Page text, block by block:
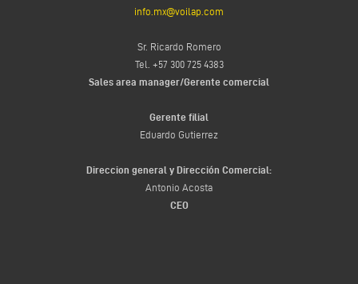
info.mx@voilap.com
Sr. Ricardo Romero
Tel. +57 300 725 4383
Sales area manager/Gerente comercial
Gerente filial
Eduardo Gutierrez
Direccion general y Dirección Comercial:
Antonio Acosta
CEO